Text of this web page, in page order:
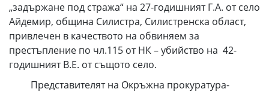
„задържане под стража“ на 27-годишният Г.А. от село
Айдемир, община Силистра, Силистренска област,
привлечен в качеството на обвиняем за
престъпление по чл.115 от НК – убийство на 42-
годишният В.Е. от същото село.
Представителят на Окръжна прокуратура-